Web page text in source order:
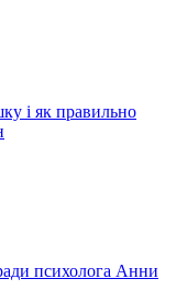
і як правильно
психолога Анни